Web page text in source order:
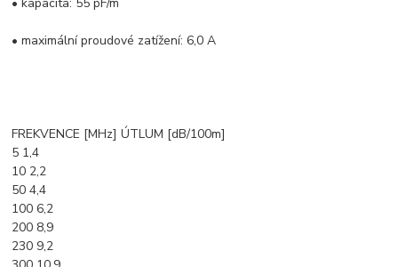
• maximální proudové zatížení: 6,0 A
FREKVENCE [MHz] ÚTLUM [dB/100m]
5 1,4
10 2,2
50 4,4
100 6,2
200 8,9
230 9,2